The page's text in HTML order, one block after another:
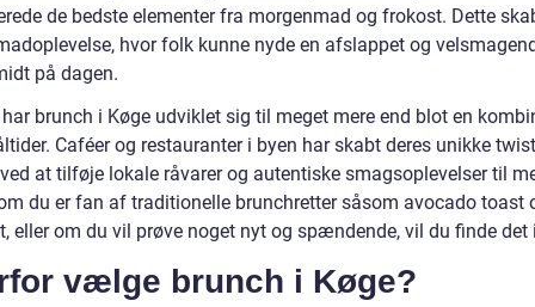
de bedste elementer fra morgenmad og frokost. Dette
hvor folk kunne nyde en afslappet og
på dagen.
brunch i Køge udviklet sig til meget mere end blot en
Caféer og restauranter i byen har skabt deres unikke
at tilføje lokale råvarer og autentiske smagsoplevelser til
du er fan af traditionelle brunchretter såsom avocado toast
eller om du vil prøve noget nyt og spændende, vil du finde det
vælge brunch i Køge?